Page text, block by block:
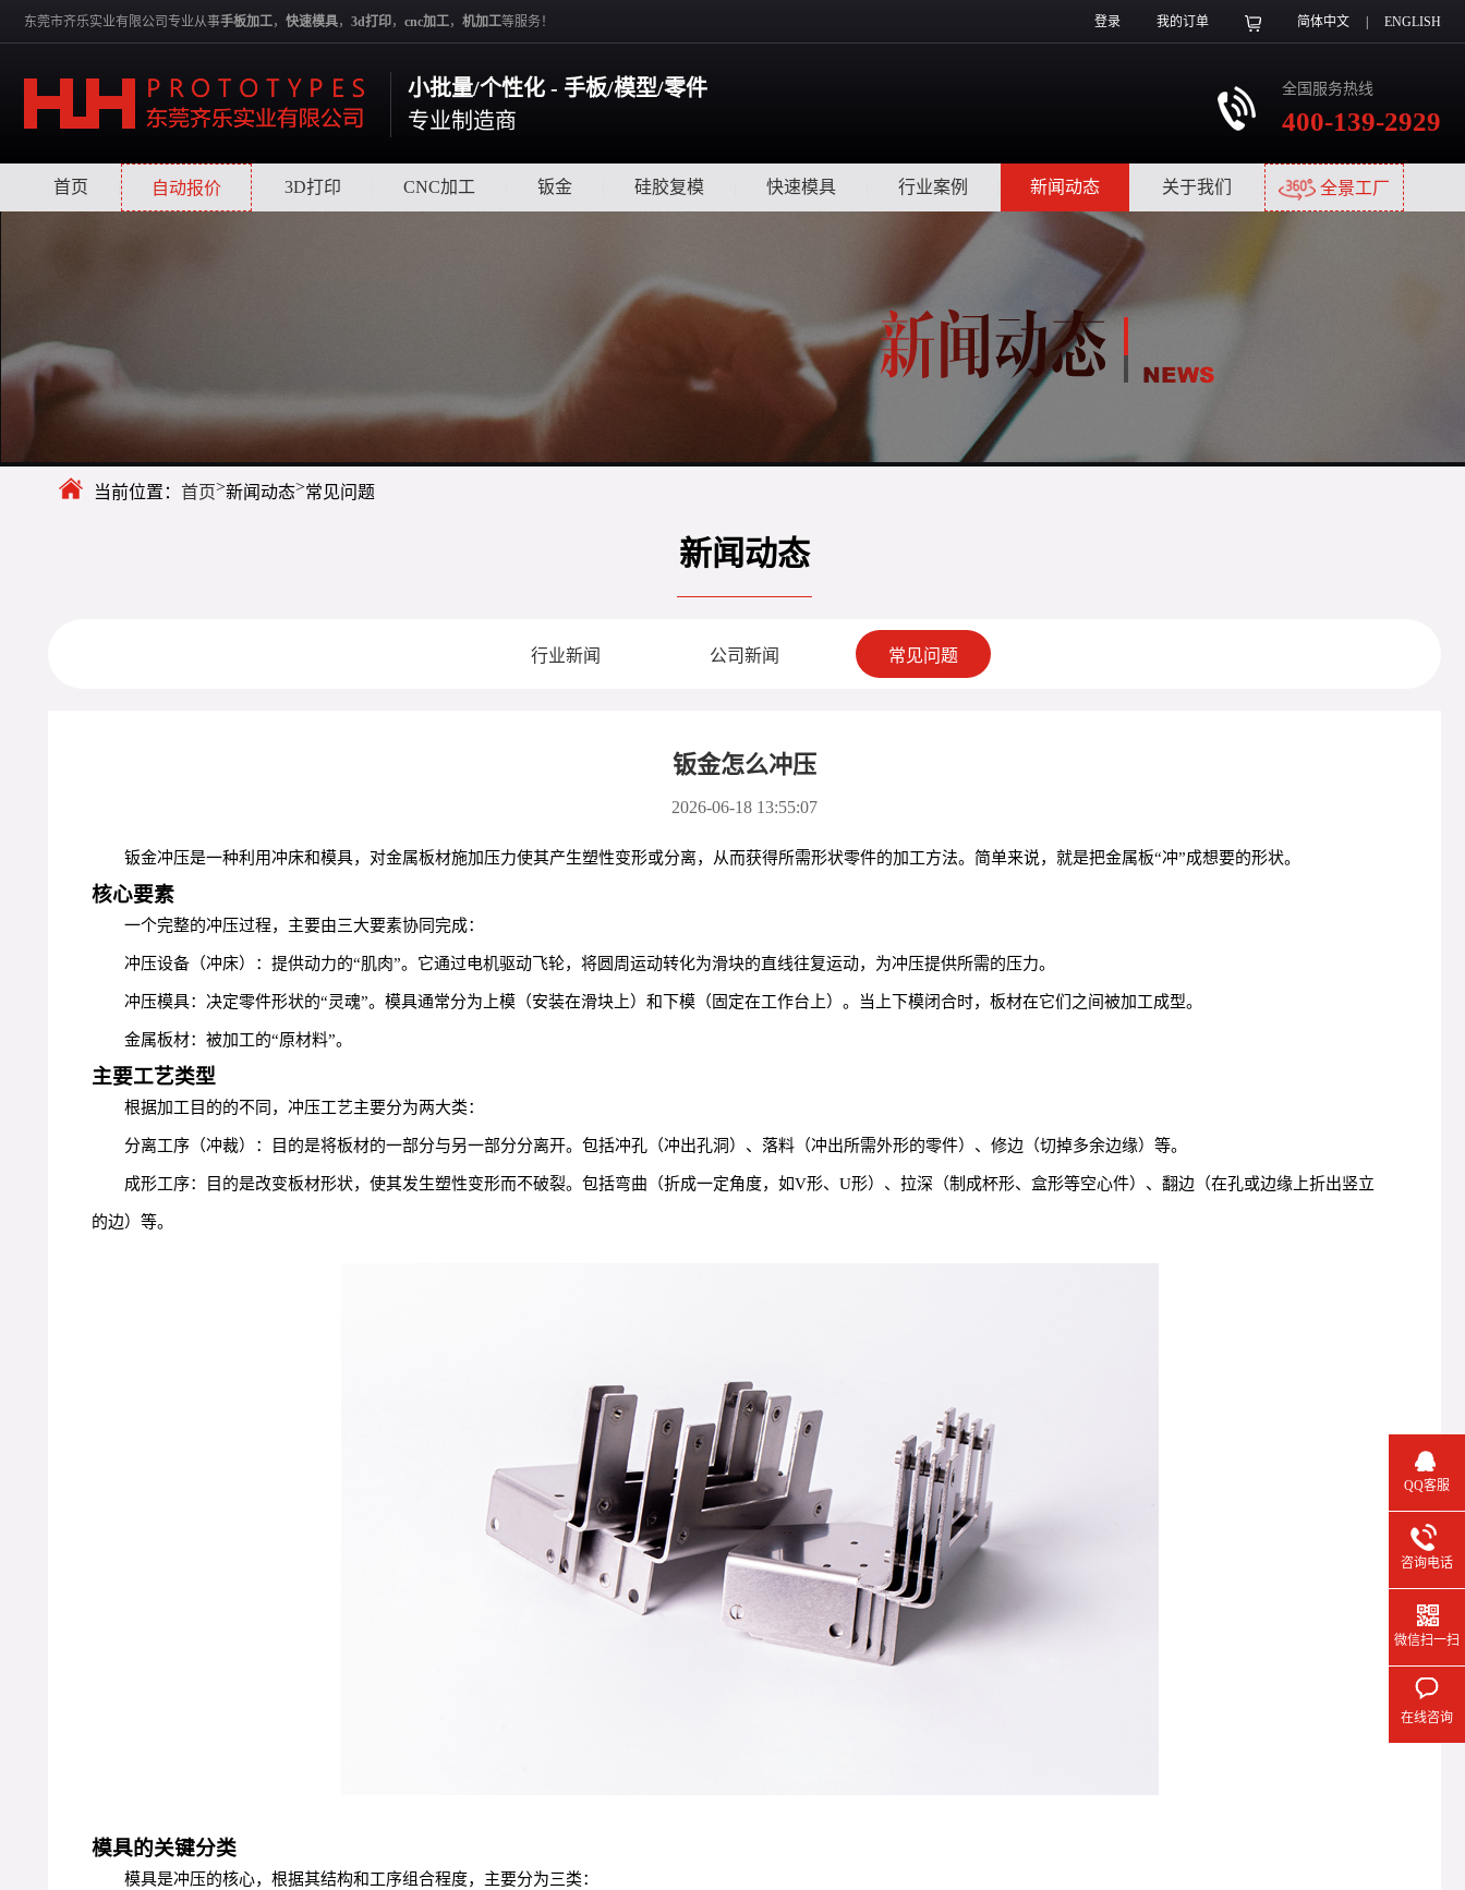
东莞市齐乐实业有限公司专业从事手板加工， 快速模具， 3d打印， cnc加工， 机加工等服务！ 登录 我的订单 简体中文 ENGLISH
小批量/个性化 - 手板/模型/零件
专业制造商
全国服务热线
400-139-2929
首页 自动报价 3D打印 CNC加工 钣金 硅胶复模 快速模具 行业案例 新闻动态 关于我们 全景工厂
当前位置： 首页>新闻动态>常见问题
新闻动态
行业新闻 公司新闻 常见问题
钣金怎么冲压
2026-06-18 13:55:07
钣金冲压是一种利用冲床和模具，对金属板材施加压力使其产生塑性变形或分离，从而获得所需形状零件的加工方法。简单来说，就是把金属板“冲”成想要的形状。
核心要素
一个完整的冲压过程，主要由三大要素协同完成：
冲压设备（冲床）：提供动力的“肌肉”。它通过电机驱动飞轮，将圆周运动转化为滑块的直线往复运动，为冲压提供所需的压力。
冲压模具：决定零件形状的“灵魂”。模具通常分为上模（安装在滑块上）和下模（固定在工作台上）。当上下模闭合时，板材在它们之间被加工成型。
金属板材：被加工的“原材料”。
主要工艺类型
根据加工目的的不同，冲压工艺主要分为两大类：
分离工序（冲裁）：目的是将板材的一部分与另一部分分离开。包括冲孔（冲出孔洞）、落料（冲出所需外形的零件）、修边（切掉多余边缘）等。
成形工序：目的是改变板材形状，使其发生塑性变形而不破裂。包括弯曲（折成一定角度，如V形、U形）、拉深（制成杯形、盒形等空心件）、翻边（在孔或边缘上折出竖立
的边）等。
模具的关键分类
模具是冲压的核心，根据其结构和工序组合程度，主要分为三类：
QQ客服
咨询电话
微信扫一扫
在线咨询